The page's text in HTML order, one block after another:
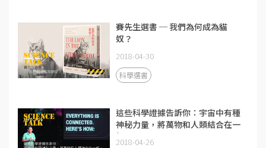
賽先生選書 ─ 我們為何成為貓
奴？
2018-04-30
科學選書
這些科學證據告訴你：宇宙中有種
神秘力量，將萬物和人類結合在一
起
2018-04-26